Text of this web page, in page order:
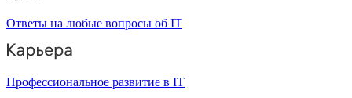
Ответы на любые вопросы об IT
Профессиональное развитие в IT